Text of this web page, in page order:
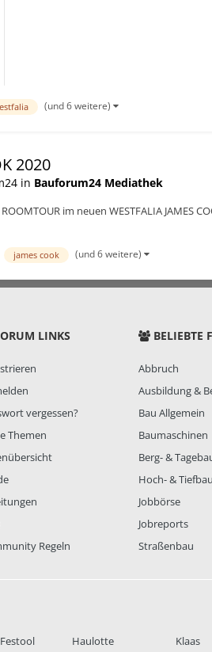
(und 6 weitere)
2020
in Bauforum24 Mediathek
im neuen WESTFALIA
james cook (und 6 weitere)
LINKS
vergessen?
Themen
Regeln
BELIEBTE
Abbruch
Ausbildung &
Bau Allgemein
Baumaschinen
Berg- &
Hoch- & Tiefbau
Jobbörse
Jobreports
Straßenbau
Festool
Haulotte
Klaas